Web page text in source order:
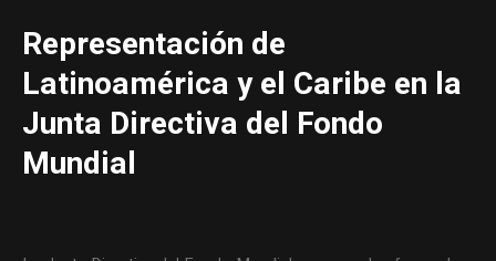
Representación de
Latinoamérica y el Caribe en la
Junta Directiva del Fondo
Mundial